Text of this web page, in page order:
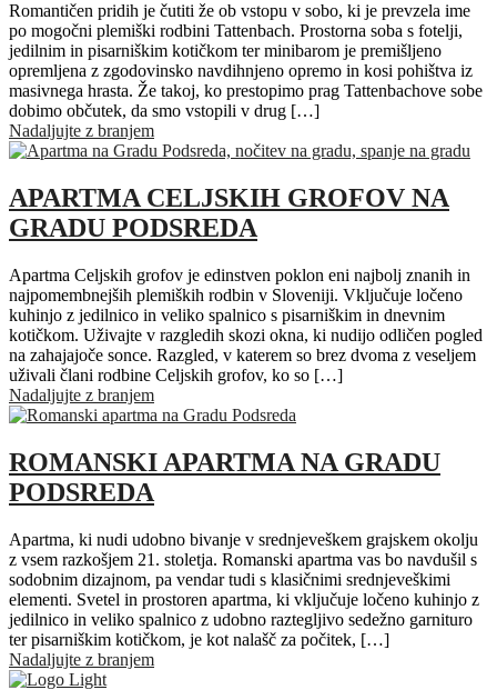
Romantičen pridih je čutiti že ob vstopu v sobo, ki je prevzela ime
po mogočni plemiški rodbini Tattenbach. Prostorna soba s fotelji,
jedilnim in pisarniškim kotičkom ter minibarom je premišljeno
opremljena z zgodovinsko navdihnjeno opremo in kosi pohištva iz
masivnega hrasta. Že takoj, ko prestopimo prag Tattenbachove sobe
dobimo občutek, da smo vstopili v drug […]
Nadaljujte z branjem
APARTMA CELJSKIH GROFOV NA
GRADU PODSREDA
Apartma Celjskih grofov je edinstven poklon eni najbolj znanih in
najpomembnejših plemiških rodbin v Sloveniji. Vključuje ločeno
kuhinjo z jedilnico in veliko spalnico s pisarniškim in dnevnim
kotičkom. Uživajte v razgledih skozi okna, ki nudijo odličen pogled
na zahajajoče sonce. Razgled, v katerem so brez dvoma z veseljem
uživali člani rodbine Celjskih grofov, ko so […]
Nadaljujte z branjem
ROMANSKI APARTMA NA GRADU
PODSREDA
Apartma, ki nudi udobno bivanje v srednjeveškem grajskem okolju
z vsem razkošjem 21. stoletja. Romanski apartma vas bo navdušil s
sodobnim dizajnom, pa vendar tudi s klasičnimi srednjeveškimi
elementi. Svetel in prostoren apartma, ki vključuje ločeno kuhinjo z
jedilnico in veliko spalnico z udobno raztegljivo sedežno garnituro
ter pisarniškim kotičkom, je kot nalašč za počitek, […]
Nadaljujte z branjem